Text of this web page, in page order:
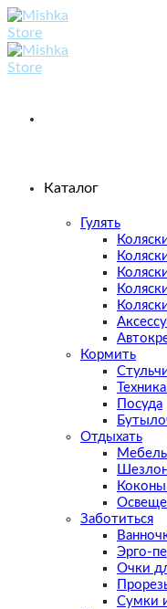
Skip
to
content
Каталог
Гулять
Кормить
Посуда
Отдыхать
Мебель
Заботиться
Эрго-
Очки
Сумки